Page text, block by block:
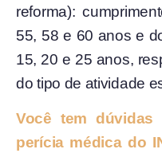
reforma):
55, 58 e 60 anos e
15, 20 e 25 anos,
do tipo de atividade
Você tem
perícia médica do